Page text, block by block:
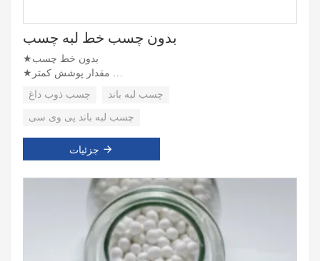
بدون چسب خط لبه چسب
چسب ذوب داغ چسب لبه باند
چسب لبه باند پی وی سی
جزئیات